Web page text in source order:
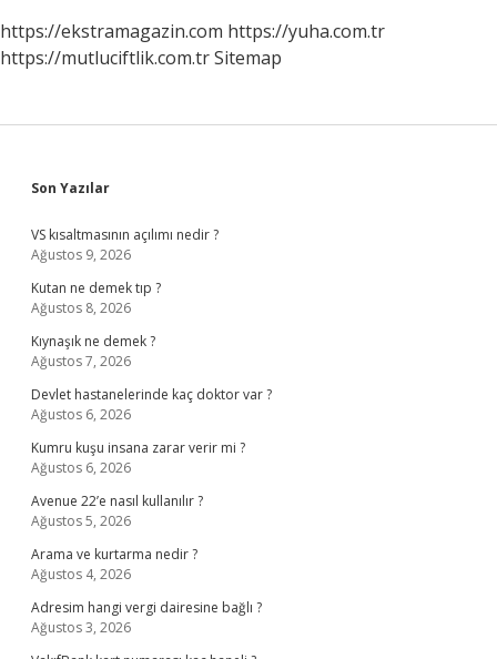
https://ekstramagazin.com https://yuha.com.tr
https://mutluciftlik.com.trSitemap
Sidebar
Son Yazılar
VS kısaltmasının açılımı nedir ?
Ağustos 9, 2026
Kutan ne demek tıp ?
Ağustos 8, 2026
Kıynaşık ne demek ?
Ağustos 7, 2026
Devlet hastanelerinde kaç doktor var ?
Ağustos 6, 2026
Kumru kuşu insana zarar verir mi ?
Ağustos 6, 2026
Avenue 22’e nasıl kullanılır ?
Ağustos 5, 2026
Arama ve kurtarma nedir ?
Ağustos 4, 2026
Adresim hangi vergi dairesine bağlı ?
Ağustos 3, 2026